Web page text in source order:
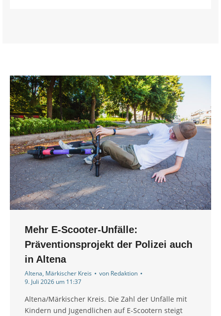
Mehr E-Scooter-Unfälle:
Präventionsprojekt der Polizei auch
in Altena
Altena, Märkischer Kreis von Redaktion
9. Juli 2026 um 11:37
Altena/Märkischer Kreis. Die Zahl der Unfälle mit
Kindern und Jugendlichen auf E-Scootern steigt